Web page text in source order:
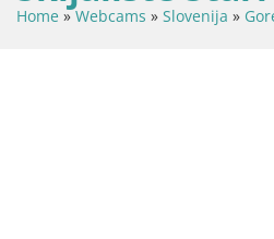
Home »Webcams » Slovenija »